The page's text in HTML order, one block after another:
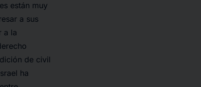
están muy
a sus
a la
de civil
ha